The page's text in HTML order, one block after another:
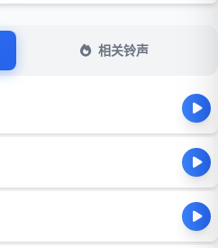
相关铃声